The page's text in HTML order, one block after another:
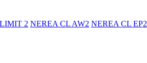
LIMIT 2 NEREA CL AW2 NEREA CL EP2